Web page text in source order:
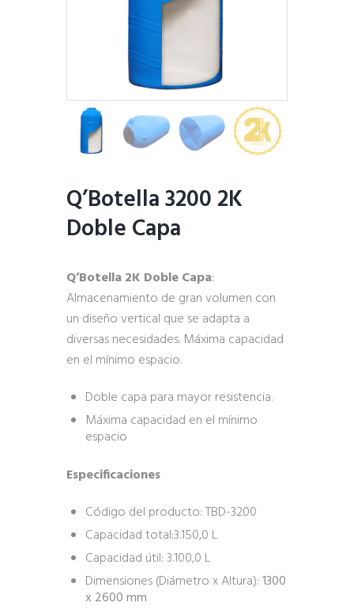
Q’Botella 3200 2K
Doble Capa
Q’Botella 2K Doble Capa:
Almacenamiento de gran volumen con
un diseño vertical que se adapta a
diversas necesidades. Máxima capacidad
en el mínimo espacio.
Doble capa para mayor resistencia.
Máxima capacidad en el mínimo
espacio
Especificaciones
Código del producto: TBD-3200
Capacidad total:3.150,0 L
Capacidad útil: 3.100,0 L
Dimensiones (Diámetro x Altura):1300
x 2600 mm